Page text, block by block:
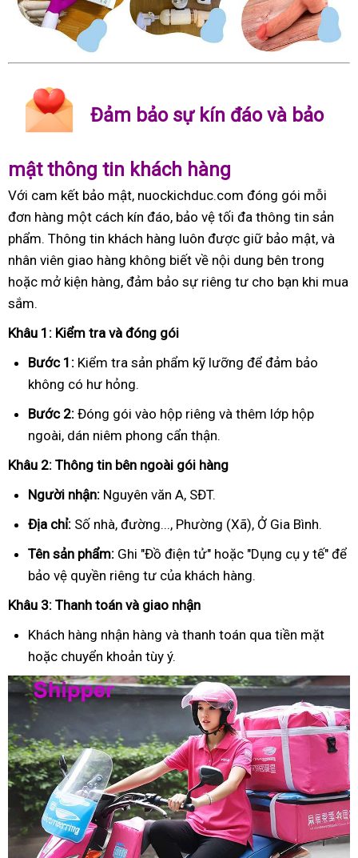
Đảm bảo sự kín đáo và bảo
mật thông tin khách hàng
Với cam kết bảo mật, nuockichduc.com đóng gói mỗi
đơn hàng một cách kín đáo, bảo vệ tối đa thông tin sản
phẩm. Thông tin khách hàng luôn được giữ bảo mật, và
nhân viên giao hàng không biết về nội dung bên trong
hoặc mở kiện hàng, đảm bảo sự riêng tư cho bạn khi mua
sắm.
Khâu 1: Kiểm tra và đóng gói
Bước 1: Kiểm tra sản phẩm kỹ lưỡng để đảm bảo
không có hư hỏng.
Bước 2: Đóng gói vào hộp riêng và thêm lớp hộp
ngoài, dán niêm phong cẩn thận.
Khâu 2: Thông tin bên ngoài gói hàng
Người nhận: Nguyên văn A, SĐT.
Địa chỉ: Số nhà, đường..., Phường (Xã), Ở Gia Bình.
Tên sản phẩm: Ghi "Đồ điện tử" hoặc "Dụng cụ y tế" để
bảo vệ quyền riêng tư của khách hàng.
Khâu 3: Thanh toán và giao nhận
Khách hàng nhận hàng và thanh toán qua tiền mặt
hoặc chuyển khoản tùy ý.